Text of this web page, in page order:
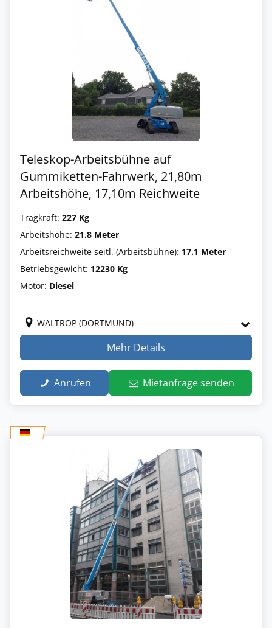
Teleskop-Arbeitsbühne auf
Gummiketten-Fahrwerk, 21,80m
Arbeitshöhe, 17,10m Reichweite
Tragkraft: 227 Kg
Arbeitshöhe: 21.8 Meter
Arbeitsreichweite seitl. (Arbeitsbühne): 17.1 Meter
Betriebsgewicht: 12230 Kg
Motor: Diesel
WALTROP (DORTMUND)
Mehr Details
Anrufen Mietanfrage senden